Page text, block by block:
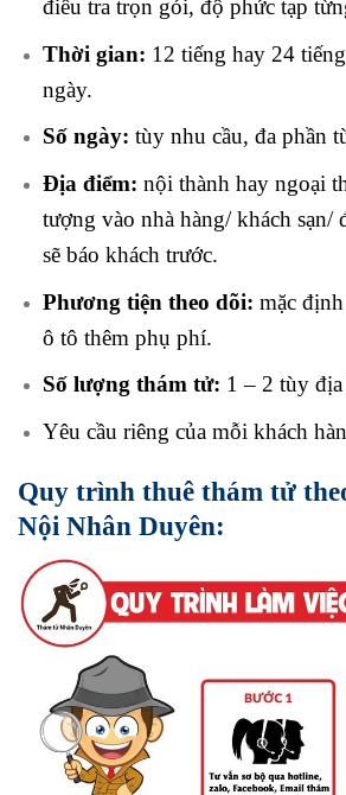
điều tra trọn gói, độ phức tạp
Thời gian: 12 tiếng hay 24
ngày.
Số ngày: tùy nhu cầu, đa phần
Địa điểm: nội thành hay ngoại
tượng vào nhà hàng/ khách sạn/
sẽ báo khách trước.
Phương tiện theo dõi: mặc
ô tô thêm phụ phí.
Số lượng thám tử: 1 – 2 tùy
Yêu cầu riêng của mỗi khách
Quy trình thuê thám tử
Nội Nhân Duyên: